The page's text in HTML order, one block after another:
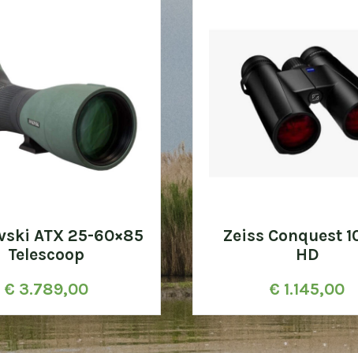
ATX 25-60×85
Telescoop
€ 3.789,00
Zeiss Conquest
HD
€ 1.145,00